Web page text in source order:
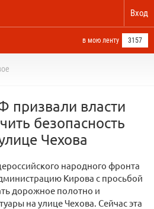
Вход
в мою ленту 3157
призвали власти
безопасность
Чехова
народного фронта
Кирова с просьбой
дорожное полотно и
на улице Чехова. Сейчас эта